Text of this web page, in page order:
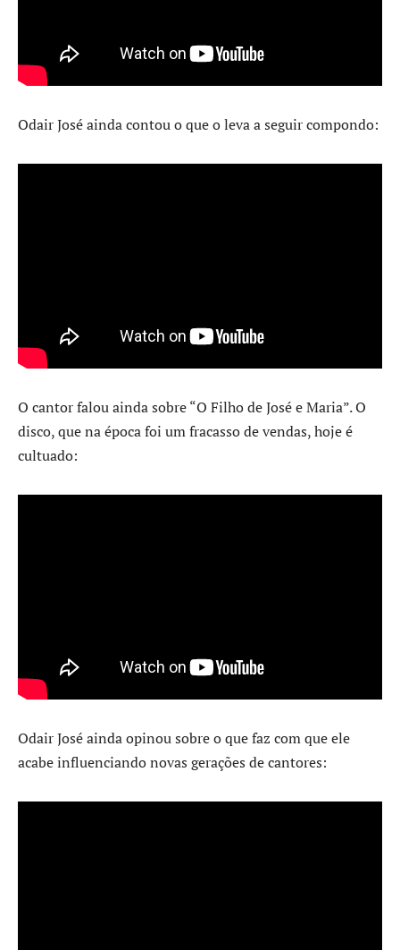
Odair José ainda contou o que o leva a seguir compondo:
O cantor falou ainda sobre “O Filho de José e Maria”. O
disco, que na época foi um fracasso de vendas, hoje é
cultuado:
Odair José ainda opinou sobre o que faz com que ele
acabe influenciando novas gerações de cantores: